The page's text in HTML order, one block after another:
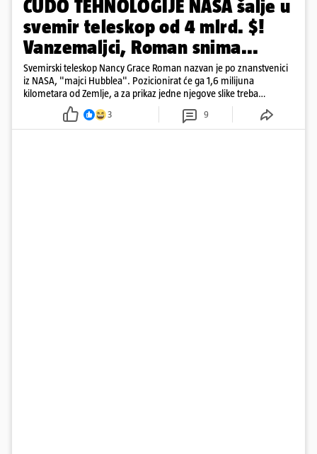
ČUDO TEHNOLOGIJE NASA šalje u
svemir teleskop od 4 mlrd. $!
Vanzemaljci, Roman snima...
Svemirski teleskop Nancy Grace Roman nazvan je po znanstvenici
iz NASA, "majci Hubblea". Pozicionirat će ga 1,6 milijuna
kilometara od Zemlje, a za prikaz jedne njegove slike treba
500.000 4K televizora
3 9